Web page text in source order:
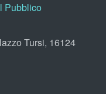
Pubblico
Tursi, 16124